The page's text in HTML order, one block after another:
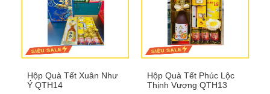
Hộp Quà Tết Xuân Như
Ý QTH14
Hộp Quà Tết Phúc Lộc
Thịnh Vượng QTH13